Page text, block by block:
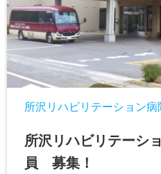
所沢リハビリテーション病
所沢リハビリテーシ
員 募集！